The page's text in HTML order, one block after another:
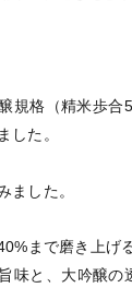
規格（精米歩合
した。
ました。
まで磨き上げ
味と、大吟醸の